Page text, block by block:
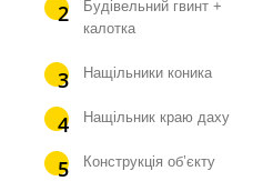
Будівельний гвинт +
калотка
Нащільники коника
Нащільник краю даху
Конструкція об’єкту